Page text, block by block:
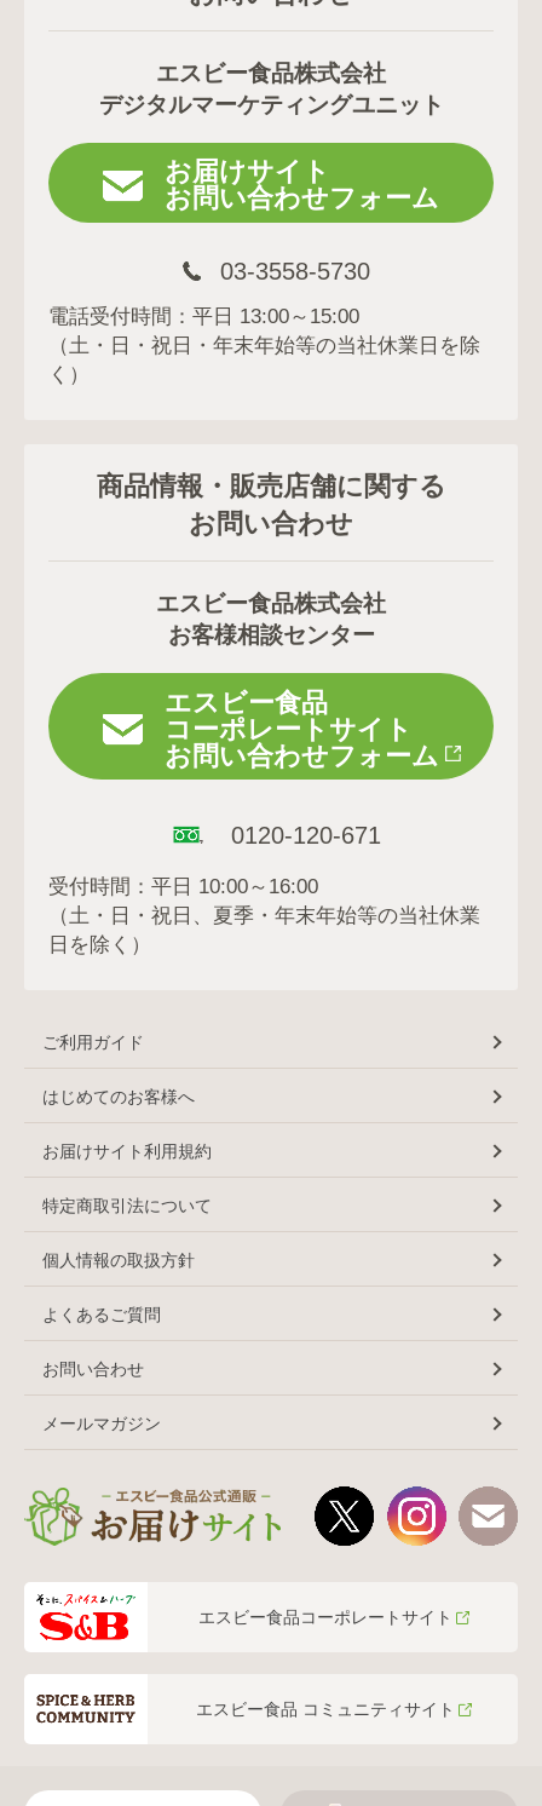
エスビー食品株式会社
デジタルマーケティングユニット
お届けサイト
お問い合わせフォーム
03-3558-5730
電話受付時間：平日 13:00～15:00
（土・日・祝日・年末年始等の当社休業日を除
く）
商品情報・販売店舗に関する
お問い合わせ
エスビー食品株式会社
お客様相談センター
エスビー食品
コーポレートサイト
お問い合わせフォーム
0120-120-671
受付時間：平日 10:00～16:00
（土・日・祝日、夏季・年末年始等の当社休業
日を除く）
ご利用ガイド
はじめてのお客様へ
お届けサイト利用規約
特定商取引法について
個人情報の取扱方針
よくあるご質問
お問い合わせ
メールマガジン
エスビー食品コーポレートサイト
エスビー食品 コミュニティサイト